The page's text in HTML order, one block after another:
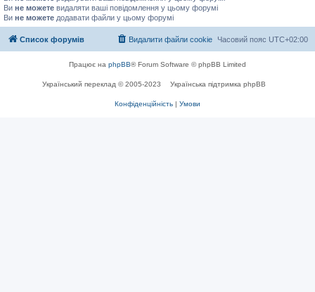
Ви не можете видаляти ваші повідомлення у цьому форумі
Ви не можете додавати файли у цьому форумі
Список форумів Часовий пояс UTC+02:00
Видалити файли cookie
Працює на phpBB® Forum Software © phpBB Limited
Український переклад © 2005-2023 Українська підтримка phpBB
Конфіденційність | Умови